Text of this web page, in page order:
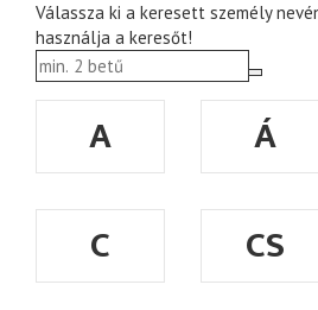
Válassza ki a keresett személy
használja a keresőt!
A Á
C
CS